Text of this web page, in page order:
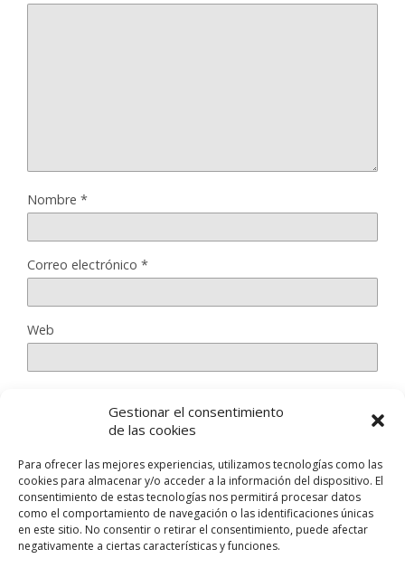
Gestionar el consentimiento
de las cookies
Para ofrecer las mejores experiencias, utilizamos tecnologías como las
cookies para almacenar y/o acceder a la información del dispositivo. El
consentimiento de estas tecnologías nos permitirá procesar datos
como el comportamiento de navegación o las identificaciones únicas
en este sitio. No consentir o retirar el consentimiento, puede afectar
negativamente a ciertas características y funciones.
Nombre *
Correo electrónico *
Web
Guarda mi nombre, correo electrónico y web en este
navegador para la próxima vez que comente.